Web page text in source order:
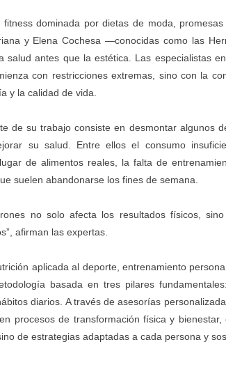
dominada por dietas de moda,
y Elena Cochesa —conocidas como las
salud antes que la estética. Las especialistas
con restricciones extremas, sino con la
y la calidad de vida.
de su trabajo consiste en desmontar algunos
su salud. Entre ellos el consumo
de alimentos reales, la falta de
suelen abandonarse los fines de semana.
no solo afecta los resultados físicos,
afirman las expertas.
aplicada al deporte, entrenamiento
basada en tres pilares
diarios. A través de asesorías
procesos de transformación física y
de estrategias adaptadas a cada persona y